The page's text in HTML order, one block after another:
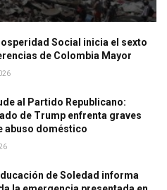
Social inicia el sexto
de Colombia Mayor
al Partido Republicano:
de Trump enfrenta graves
abuso doméstico
de Soledad informa